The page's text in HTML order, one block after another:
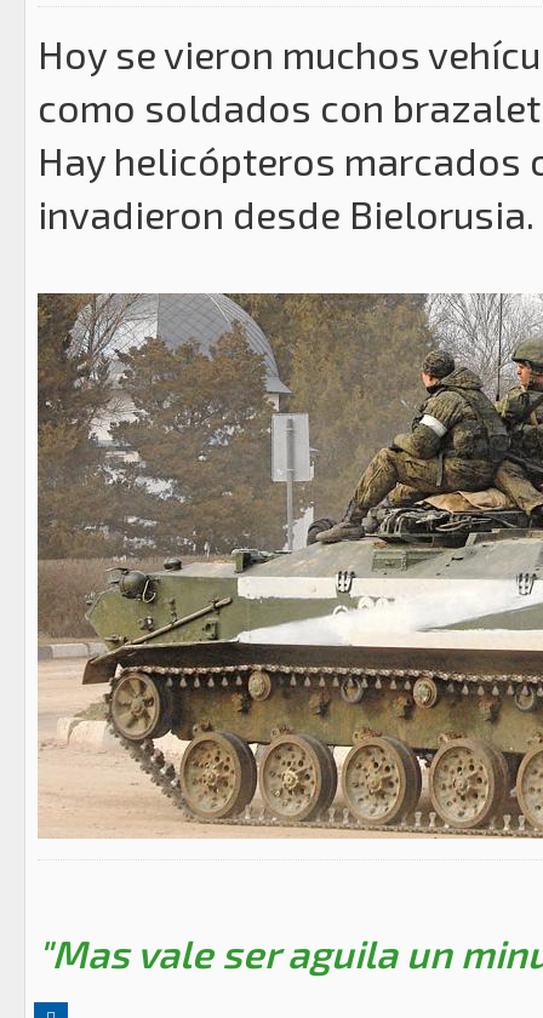
Hoy se vieron muchos
como soldados con
Hay helicópteros marcados
invadieron desde Bielorusia.
"Mas vale ser aguila un